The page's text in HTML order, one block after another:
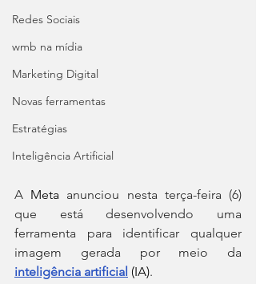
Redes Sociais
wmb na mídia
Marketing Digital
Novas ferramentas
Estratégias
Inteligência Artificial
A Meta anunciou nesta terça-feira (6)
que está desenvolvendo uma
ferramenta para identificar qualquer
inteligência artificial (IA).